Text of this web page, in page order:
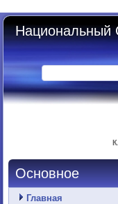
Национальный
Основное
Главная